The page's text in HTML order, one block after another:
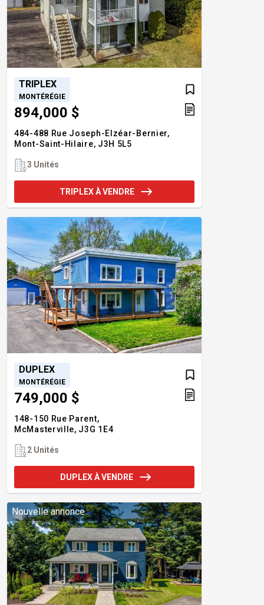
TRIPLEX
MONTÉRÉGIE
894,000 $
484-488 Rue Joseph-Elzéar-Bernier,
Mont-Saint-Hilaire, J3H 5L5
3 Unités
TRIPLEX À VENDRE
DUPLEX
MONTÉRÉGIE
749,000 $
148-150 Rue Parent,
McMasterville, J3G 1E4
2 Unités
DUPLEX À VENDRE
Nouvelle annonce